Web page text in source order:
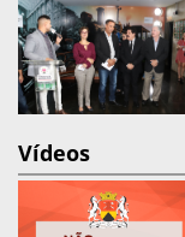
Vídeos